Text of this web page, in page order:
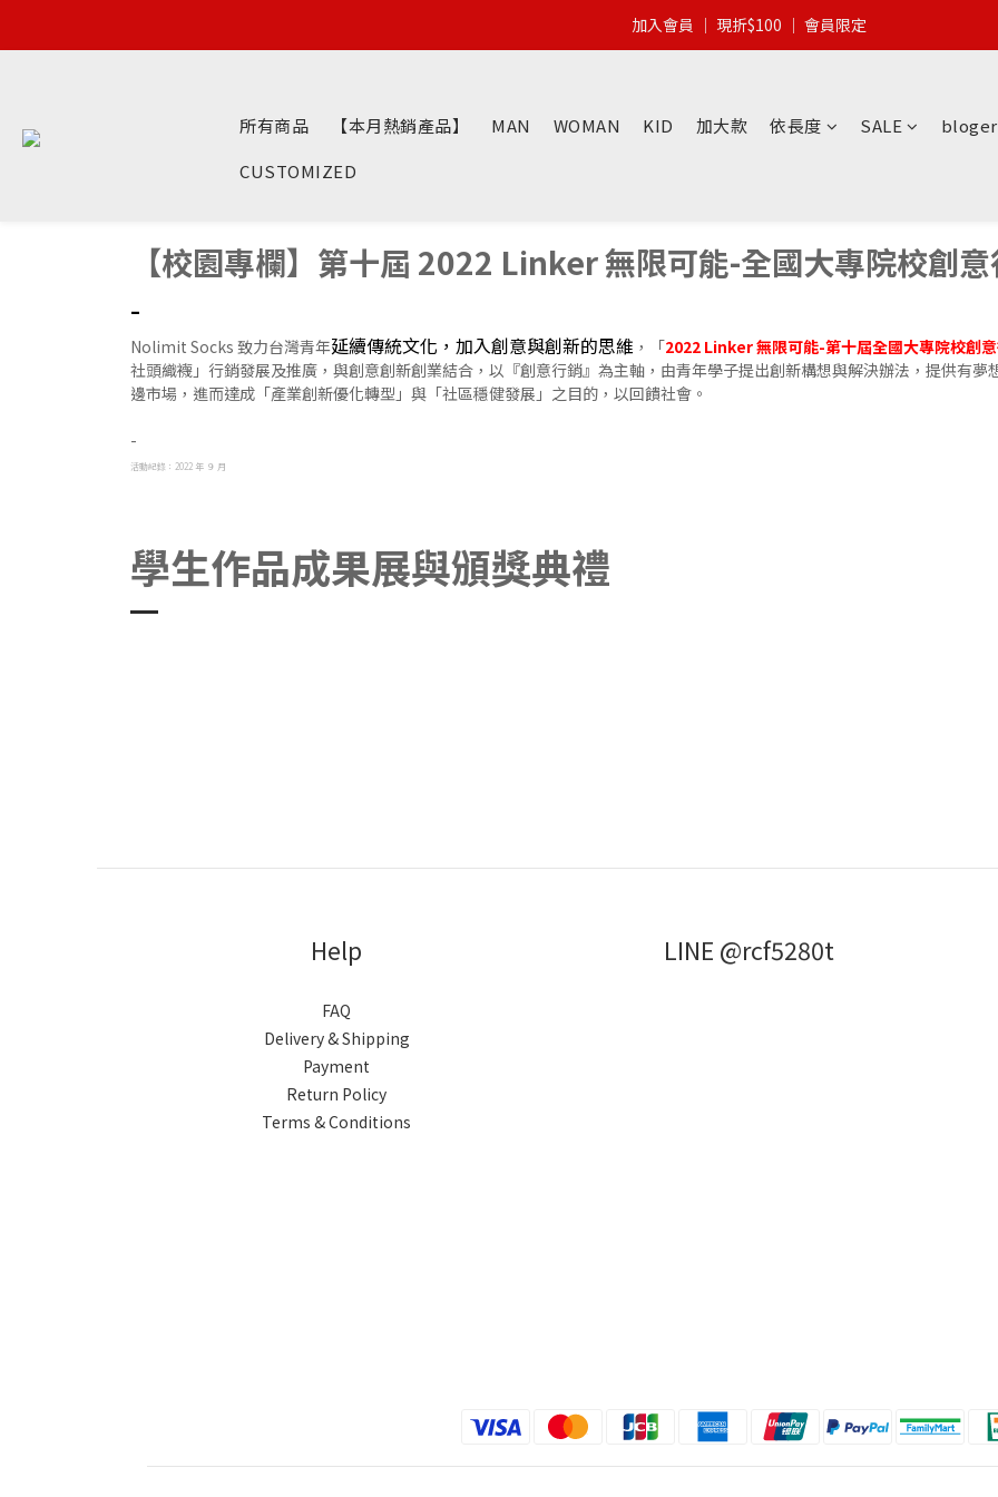
加入會員 │ 全館滿$399 │ 超商免運
加入會員 │ 現折$100 │ 會員限定
所有商品 【本月熱銷產品】 MAN WOMAN KID 加大款 依長度 SALE
CUSTOMIZED
【校園專欄】第十屆 2022 Linker 無限可能-全國大專院校創
-
Nolimit Socks 致力台灣青年延續傳統文化，加入創意與創新的思維 ，「2022 Linker 無限可能-第十屆全國大專院校創
社頭織襪」行銷發展及推廣，與創意創新創業結合，以『創意行銷』為主軸，由青年學子提出創新構想與解決辦法，提供有
邊市場，進而達成「產業創新優化轉型」與「社區穩健發展」之目的，以回饋社會。
-
活動紀錄：2022 年 ９ 月
學生作品成果展與頒獎典禮
Help
FAQ
Delivery & Shipping
Payment
Return Policy
Terms & Conditions
LINE @rcf5280t